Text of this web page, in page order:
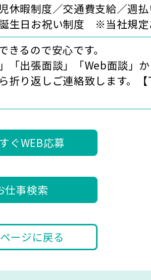
休暇制度／交通費支給／週
生日お祝い制度 ※当社規定
るので安心です。
出張面談」「Web面談」か
折り返しご連絡致します。
ぐWEB応募
仕事検索
ージに戻る